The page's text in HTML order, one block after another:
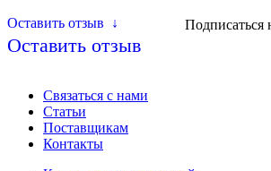
Подписаться
Оставить отзыв ↓
Оставить отзыв
Связаться с нами
Статьи
Поставщикам
Контакты